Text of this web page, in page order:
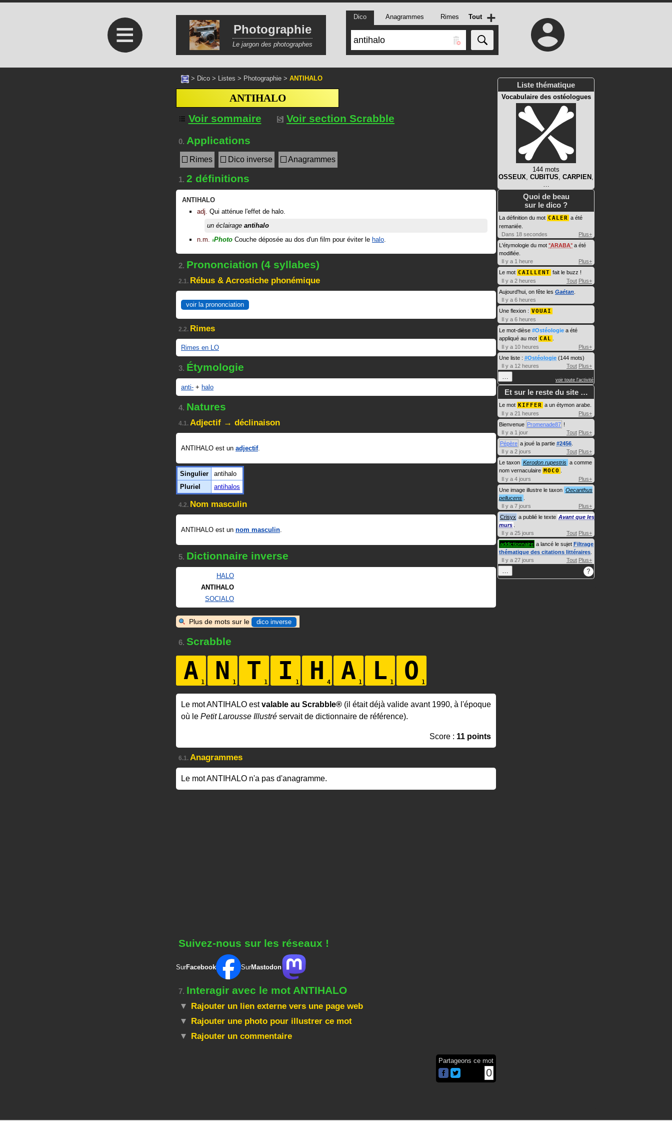
≡ Photographie
Le jargon des photographes
Dico Anagrammes Rimes Tout +
> Dico > Listes > Photographie > ANTIHALO
ANTIHALO
Voir sommaire
Voir section Scrabble
0. Applications
Rimes Dico inverse Anagrammes
1. 2 définitions
ANTIHALO
adj. Qui atténue l'effet de halo.
un éclairage antihalo
n.m. #Photo Couche déposée au dos d'un film pour éviter le halo.
2. Prononciation (4 syllabes)
2.1. Rébus & Acrostiche phonémique
voir la prononciation
2.2. Rimes
Rimes en LO
3. Étymologie
anti- + halo
4. Natures
4.1. Adjectif → déclinaison
ANTIHALO est un adjectif.
Singulier
antihalo
Pluriel
antihalos
4.2. Nom masculin
ANTIHALO est un nom masculin.
5. Dictionnaire inverse
HALO
ANTIHALO
SOCIALO
Plus de mots sur le dico inverse
6. Scrabble
A N T I H A L O
Le mot ANTIHALO estvalable au Scrabble® (il était déjà valide avant 1990, à l'époque
où le Petit Larousse Illustré servait de dictionnaire de référence).
Score : 11 points
6.1. Anagrammes
Le mot ANTIHALO n'a pas d'anagramme.
Suivez-nous sur les réseaux !
SurFacebook SurMastodon
7. Interagir avec le mot ANTIHALO
Rajouter un lien externe vers une page web
Rajouter une photo pour illustrer ce mot
Rajouter un commentaire
Partageons ce mot
0
Liste thématique
Vocabulaire des ostéologues
144 mots
OSSEUX, CUBITUS, CARPIEN ,
…
Quoi de beau
sur le dico ?
La définition du mot CALER a été
remaniée.
Dans 18 secondes
Plus+
L'étymologie du mot ARABA a été
modifiée.
Il y a 1 heure
Plus+
Le mot CAILLENT fait le buzz !
Il y a 2 heures
Tout Plus+
Aujourd'hui, on fête les Gaétan
Il y a 6 heures
Une flexion : VOUAI
Il y a 6 heures
Le mot-dièse #Ostéologie a été
appliqué au mot CAL
Il y a 10 heures
Plus+
Une liste : #Ostéologie (144 mots)
Il y a 12 heures
Tout Plus+
… voir toute l'activité
Et sur le reste du site …
Le mot KIFFER a un étymon arabe.
Il y a 21 heures
Plus+
Bienvenue Promenade87 !
Il y a 1 jour
Tout Plus+
Pépère a joué la partie #2456
Il y a 2 jours
Tout Plus+
Le taxon Kerodon rupestris a comme
nom vernaculaire MOCO
Il y a 4 jours
Plus+
Une image illustre le taxon Oecanthus
pellucens
Il y a 7 jours
Plus+
Crisyx a publié le texte Avant que les
murs
Il y a 25 jours
Tout Plus+
addictionnaire a lancé le sujet Filtrage
thématique des citations littéraires
Il y a 27 jours
Tout Plus+
… ?